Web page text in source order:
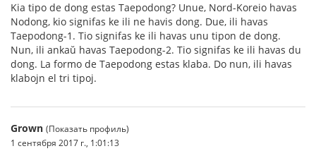
Kia tipo de dong estas Taepodong? Unue, Nord-Koreio havas
Nodong, kio signifas ke ili ne havis dong. Due, ili havas
Taepodong-1. Tio signifas ke ili havas unu tipon de dong.
Nun, ili ankaŭ havas Taepodong-2. Tio signifas ke ili havas du
dong. La formo de Taepodong estas klaba. Do nun, ili havas
klabojn el tri tipoj.
Grown (Показать профиль)
1 сентября 2017 г., 1:01:13